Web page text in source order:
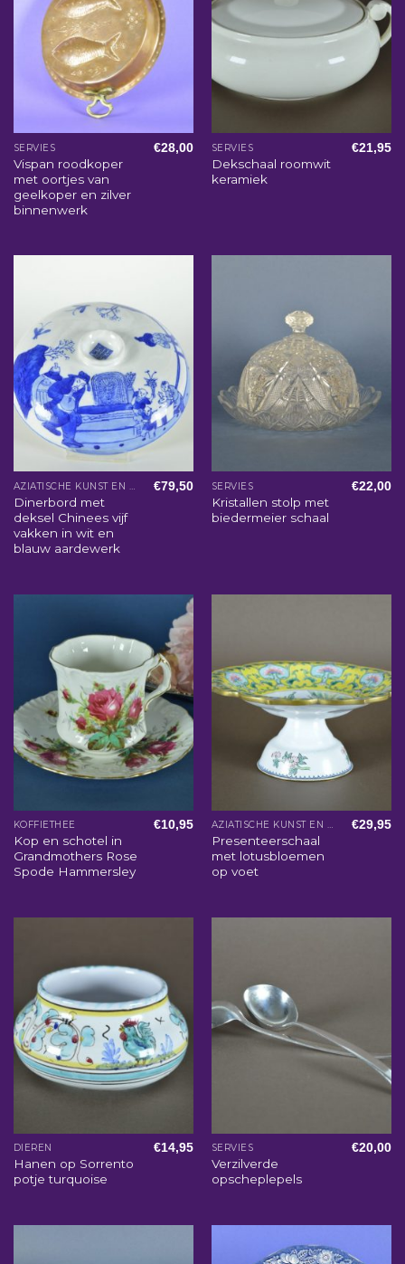
SERVIES
Vispan roodkoper
met oortjes van
geelkoper en zilver
binnenwerk
€28,00 SERVIES
Dekschaal roomwit
keramiek
€21,95
AZIATISCHE KUNST EN WOONACCESSOIRES
Dinerbord met
deksel Chinees vijf
vakken in wit en
blauw aardewerk
€79,50 SERVIES
Kristallen stolp met
biedermeier schaal
€22,00
KOFFIETHEE
Kop en schotel in
Grandmothers Rose
Spode Hammersley
€10,95 AZIATISCHE KUNST EN WOONACCESSOIRES
Presenteerschaal
met lotusbloemen
op voet
€29,95
DIEREN
Hanen op Sorrento
potje turquoise
€14,95 SERVIES
Verzilverde
opscheplepels
€20,00